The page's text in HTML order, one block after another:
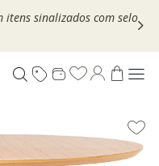
sinalizados com selo